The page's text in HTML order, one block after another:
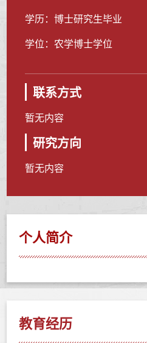
学历：博士研究生毕业
学位：农学博士学位
联系方式
暂无内容
研究方向
暂无内容
个人简介
教育经历